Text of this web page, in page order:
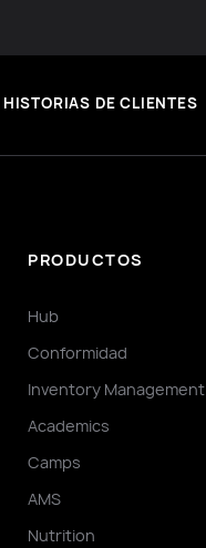
HISTORIAS DE CLIENTES
PRODUCTOS
Hub
Conformidad
Inventory Management
Academics
Camps
AMS
Nutrition